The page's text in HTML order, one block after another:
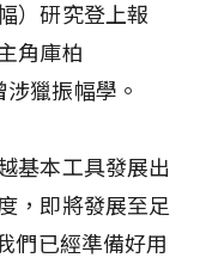
）研究登上報
角庫柏
獵振幅學。
基本工具發展出
，即將發展至足
們已經準備好用